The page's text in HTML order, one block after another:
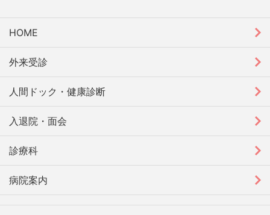
HOME
外来受診
人間ドック・健康診断
入退院・面会
診療科
病院案内